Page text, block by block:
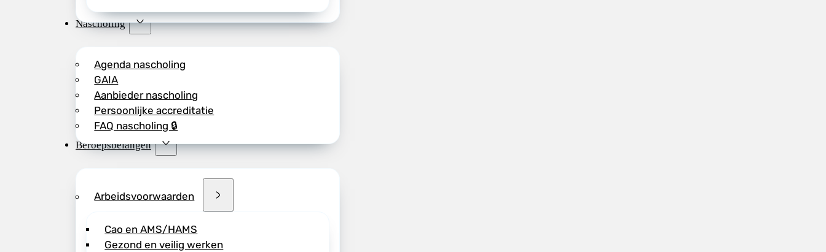
Nascholing
Agenda nascholing
GAIA
Aanbieder nascholing
Persoonlijke accreditatie
FAQ nascholing 🔒
Beroepsbelangen
Arbeidsvoorwaarden
Cao en AMS/HAMS
Gezond en veilig werken